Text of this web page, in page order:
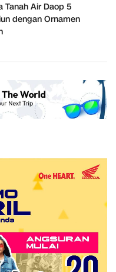
Tanah Air Daop 5
dengan Ornamen